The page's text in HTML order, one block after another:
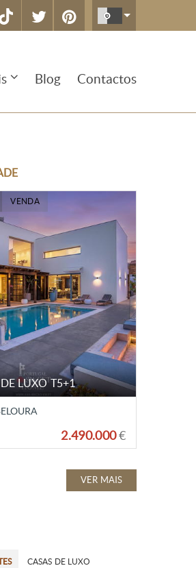
Blog Contactos
VENDA
LUXO T5+1
2.490.000€
VER MAIS
CASAS DE LUXO